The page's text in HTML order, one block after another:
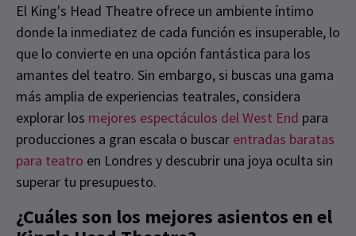
El King's Head Theatre ofrece un ambiente íntimo
donde la inmediatez de cada función es insuperable, lo
que lo convierte en una opción fantástica para los
amantes del teatro. Sin embargo, si buscas una gama
más amplia de experiencias teatrales, considera
explorar los mejores espectáculos del West End para
producciones a gran escala o buscar entradas baratas
para teatro en Londres y descubrir una joya oculta sin
superar tu presupuesto.
¿Cuáles son los mejores asientos en el